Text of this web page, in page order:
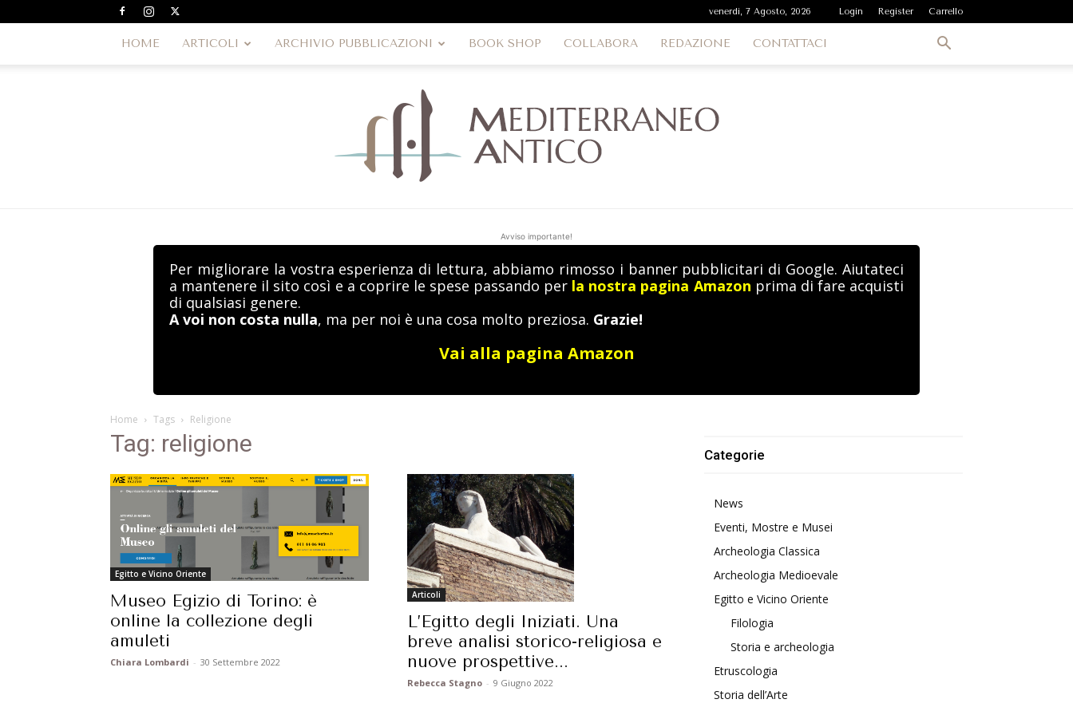
venerdì, 7 Agosto, 2026 Login Register Carrello
HOME ARTICOLI ARCHIVIO PUBBLICAZIONI BOOK SHOP COLLABORA REDAZIONE CONTATTACI
MediterraneoAntico
Avviso importante!
Per migliorare la vostra esperienza di lettura, abbiamo rimosso i banner pubblicitari di Google. Aiutateci
a mantenere il sito così e a coprire le spese passando per la nostra pagina Amazon prima di fare acquisti
di qualsiasi genere.
A voi non costa nulla, ma per noi è una cosa molto preziosa. Grazie!
Vai alla pagina Amazon
Home Tags Religione
Tag: religione
Egitto e Vicino Oriente
Museo Egizio di Torino: è
online la collezione degli
amuleti
Chiara Lombardi - 30 Settembre 2022
Articoli
L’Egitto degli Iniziati. Una
breve analisi storico-religiosa e
nuove prospettive...
Rebecca Stagno - 9 Giugno 2022
Categorie
News
Eventi, Mostre e Musei
Archeologia Classica
Archeologia Medioevale
Egitto e Vicino Oriente
Filologia
Storia e archeologia
Etruscologia
Storia dell’Arte